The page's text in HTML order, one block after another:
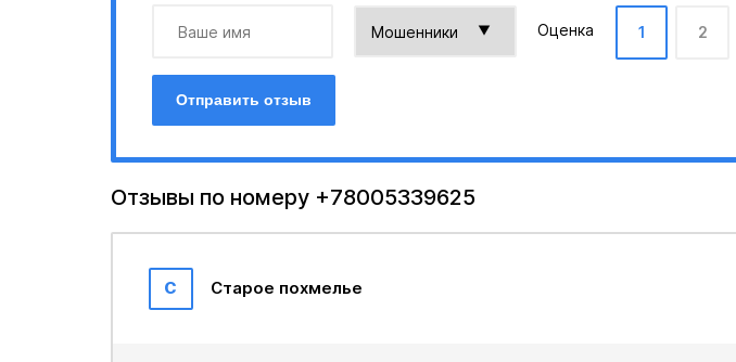
Оценка 1 2
Отправить отзыв
Отзывы по номеру +78005339625
С Старое похмелье